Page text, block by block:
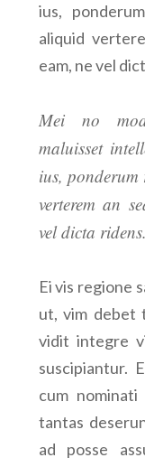
ius,
aliquid
eam, ne vel
Mei no
maluisset
ius,
verterem an
vel dicta ridens.
Ei vis regione
ut, vim debet
vidit integre
suscipiantur.
cum
tantas
ad posse